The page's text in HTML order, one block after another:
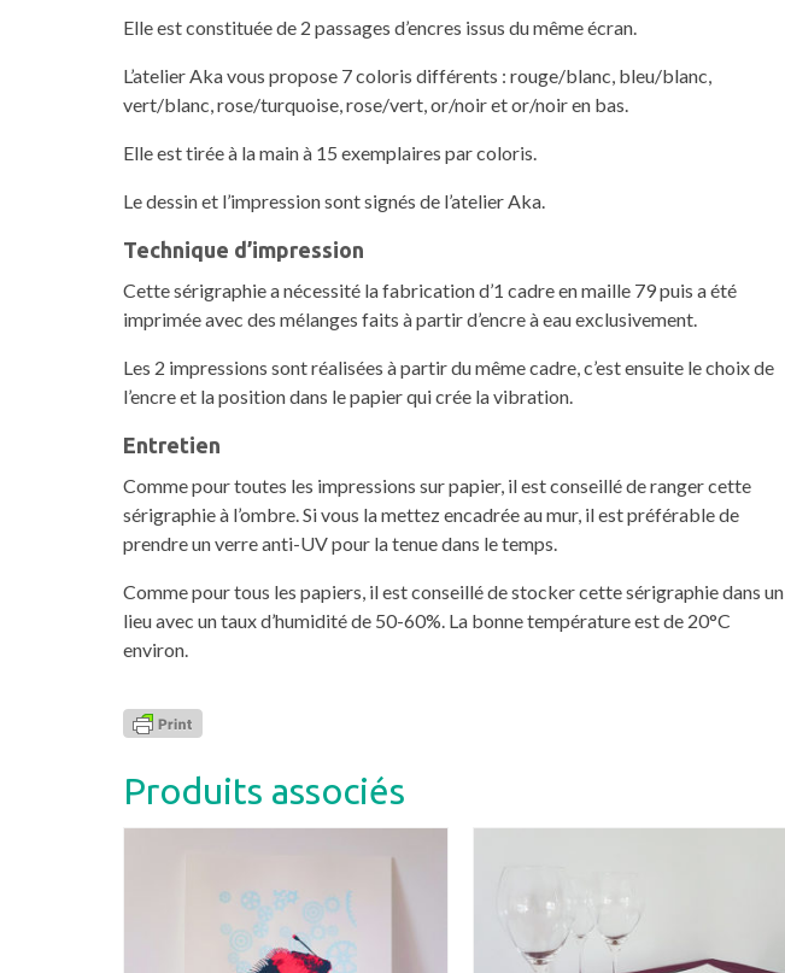
Elle est constituée de 2 passages d’encres issus du même écran.
L’atelier Aka vous propose 7 coloris différents : rouge/blanc, bleu/blanc,
vert/blanc, rose/turquoise, rose/vert, or/noir et or/noir en bas.
Elle est tirée à la main à 15 exemplaires par coloris.
Le dessin et l’impression sont signés de l’atelier Aka.
Technique d’impression
Cette sérigraphie a nécessité la fabrication d’1 cadre en maille 79 puis a été
imprimée avec des mélanges faits à partir d’encre à eau exclusivement.
Les 2 impressions sont réalisées à partir du même cadre, c’est ensuite le choix de
l’encre et la position dans le papier qui crée la vibration.
Entretien
Comme pour toutes les impressions sur papier, il est conseillé de ranger cette
sérigraphie à l’ombre. Si vous la mettez encadrée au mur, il est préférable de
prendre un verre anti-UV pour la tenue dans le temps.
Comme pour tous les papiers, il est conseillé de stocker cette sérigraphie dans un
lieu avec un taux d’humidité de 50-60%. La bonne température est de 20°C
environ.
Produits associés